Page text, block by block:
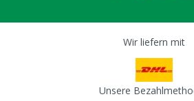
Wir liefern mit
Unsere